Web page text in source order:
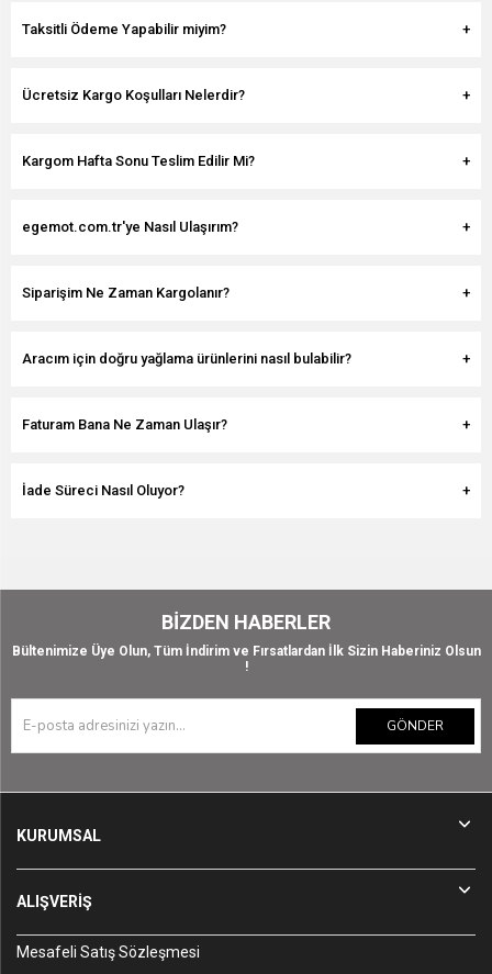
Taksitli Ödeme Yapabilir miyim?
Ücretsiz Kargo Koşulları Nelerdir?
Kargom Hafta Sonu Teslim Edilir Mi?
egemot.com.tr'ye Nasıl Ulaşırım?
Siparişim Ne Zaman Kargolanır?
Aracım için doğru yağlama ürünlerini nasıl bulabilir?
Faturam Bana Ne Zaman Ulaşır?
İade Süreci Nasıl Oluyor?
BIZDEN HABERLER
Bültenimize Üye Olun, Tüm İndirim ve Fırsatlardan İlk Sizin Haberiniz Olsun
!
GÖNDER
KURUMSAL
ALIŞVERİŞ
Mesafeli Satış Sözleşmesi